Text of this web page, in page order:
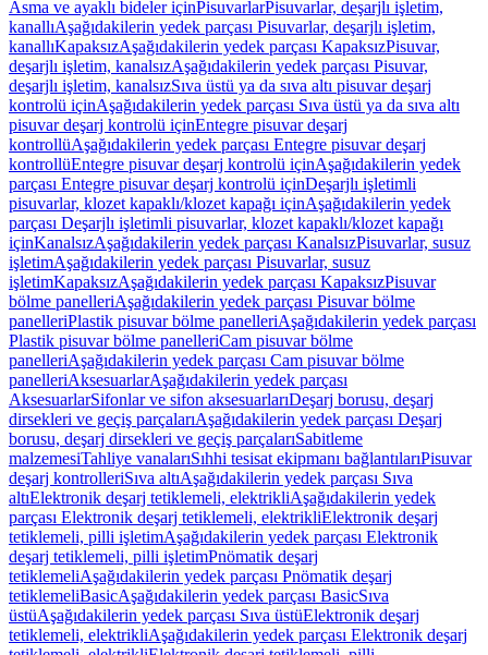
Asma ve ayaklı bideler içinPisuvarlarPisuvarlar, deşarjlı işletim,
kanallıAşağıdakilerin yedek parçası Pisuvarlar, deşarjlı işletim,
kanallıKapaksızAşağıdakilerin yedek parçası KapaksızPisuvar,
deşarjlı işletim, kanalsızAşağıdakilerin yedek parçası Pisuvar,
deşarjlı işletim, kanalsızSıva üstü ya da sıva altı pisuvar deşarj
kontrolü içinAşağıdakilerin yedek parçası Sıva üstü ya da sıva altı
pisuvar deşarj kontrolü içinEntegre pisuvar deşarj
kontrollüAşağıdakilerin yedek parçası Entegre pisuvar deşarj
kontrollüEntegre pisuvar deşarj kontrolü içinAşağıdakilerin yedek
parçası Entegre pisuvar deşarj kontrolü içinDeşarjlı işletimli
pisuvarlar, klozet kapaklı/klozet kapağı içinAşağıdakilerin yedek
parçası Deşarjlı işletimli pisuvarlar, klozet kapaklı/klozet kapağı
içinKanalsızAşağıdakilerin yedek parçası KanalsızPisuvarlar, susuz
işletimAşağıdakilerin yedek parçası Pisuvarlar, susuz
işletimKapaksızAşağıdakilerin yedek parçası KapaksızPisuvar
bölme panelleriAşağıdakilerin yedek parçası Pisuvar bölme
panelleriPlastik pisuvar bölme panelleriAşağıdakilerin yedek parçası
Plastik pisuvar bölme panelleriCam pisuvar bölme
panelleriAşağıdakilerin yedek parçası Cam pisuvar bölme
panelleriAksesuarlarAşağıdakilerin yedek parçası
AksesuarlarSifonlar ve sifon aksesuarlarıDeşarj borusu, deşarj
dirsekleri ve geçiş parçalarıAşağıdakilerin yedek parçası Deşarj
borusu, deşarj dirsekleri ve geçiş parçalarıSabitleme
malzemesiTahliye vanalarıSıhhi tesisat ekipmanı bağlantılarıPisuvar
deşarj kontrolleriSıva altıAşağıdakilerin yedek parçası Sıva
altıElektronik deşarj tetiklemeli, elektrikliAşağıdakilerin yedek
parçası Elektronik deşarj tetiklemeli, elektrikliElektronik deşarj
tetiklemeli, pilli işletimAşağıdakilerin yedek parçası Elektronik
deşarj tetiklemeli, pilli işletimPnömatik deşarj
tetiklemeliAşağıdakilerin yedek parçası Pnömatik deşarj
tetiklemeliBasicAşağıdakilerin yedek parçası BasicSıva
üstüAşağıdakilerin yedek parçası Sıva üstüElektronik deşarj
tetiklemeli, elektrikliAşağıdakilerin yedek parçası Elektronik deşarj